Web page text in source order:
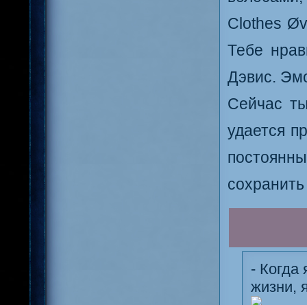
Clothes
Тебе
Дэвис.
Сейчас
удается
- Когда
жизни,